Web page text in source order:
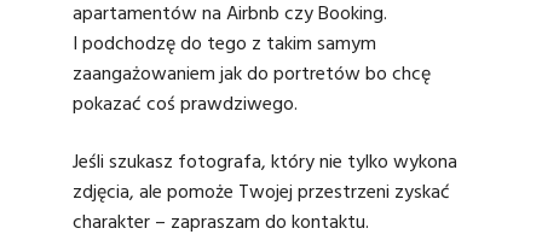
apartamentów na Airbnb czy Booking.
I podchodzę do tego z takim samym
zaangażowaniem jak do portretów bo chcę
pokazać coś prawdziwego.
Jeśli szukasz fotografa, który nie tylko wykona
zdjęcia, ale pomoże Twojej przestrzeni zyskać
charakter – zapraszam do kontaktu.